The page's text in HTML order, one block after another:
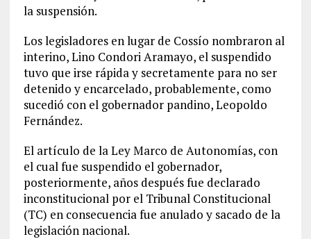
la suspensión.
Los legisladores en lugar de Cossío nombraron al
interino, Lino Condori Aramayo, el suspendido
tuvo que irse rápida y secretamente para no ser
detenido y encarcelado, probablemente, como
sucedió con el gobernador pandino, Leopoldo
Fernández.
El artículo de la Ley Marco de Autonomías, con
el cual fue suspendido el gobernador,
posteriormente, años después fue declarado
inconstitucional por el Tribunal Constitucional
(TC) en consecuencia fue anulado y sacado de la
legislación nacional.